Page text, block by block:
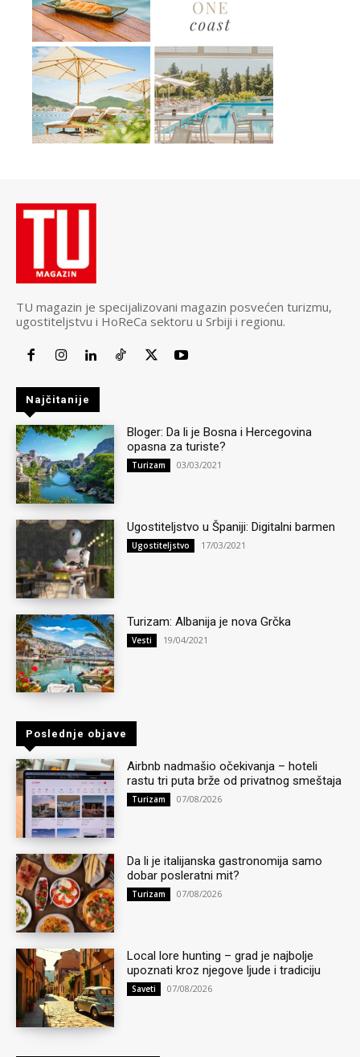
TU magazin je specijalizovani magazin posvećen turizmu,
ugostiteljstvu i HoReCa sektoru u Srbiji i regionu.
Najčitanije
Bloger: Da li je Bosna i Hercegovina
opasna za turiste?
Turizam 03/03/2021
Ugostiteljstvo u Španiji: Digitalni barmen
Ugostiteljstvo 17/03/2021
Turizam: Albanija je nova Grčka
Vesti 19/04/2021
Poslednje objave
Airbnb nadmašio očekivanja – hoteli
rastu tri puta brže od privatnog smeštaja
Turizam 07/08/2026
Da li je italijanska gastronomija samo
dobar posleratni mit?
Turizam 07/08/2026
Local lore hunting – grad je najbolje
upoznati kroz njegove ljude i tradiciju
Saveti 07/08/2026